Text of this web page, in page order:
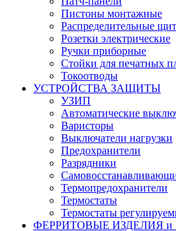
Пистоны монтажные
Распределительные
Розетки электрические
Ручки приборные
Стойки для печатных
Токоотводы
УСТРОЙСТВА ЗАЩИТЫ
УЗИП
Автоматические
Варисторы
Выключатели нагрузки
Предохранители
Разрядники
Термопредохранители
Термостаты
Термостаты
ФЕРРИТОВЫЕ ИЗДЕЛИЯ